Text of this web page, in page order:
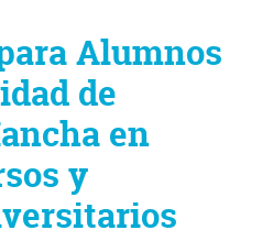
Alumnos
de
en
y